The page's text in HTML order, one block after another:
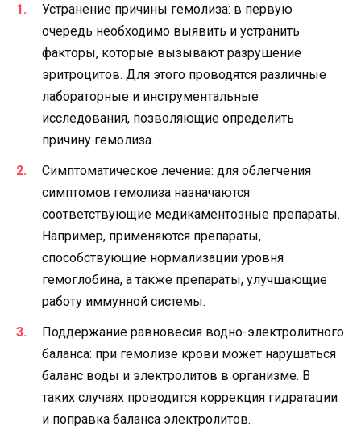
Устранение причины гемолиза: в первую
очередь необходимо выявить и устранить
факторы, которые вызывают разрушение
эритроцитов. Для этого проводятся различные
лабораторные и инструментальные
исследования, позволяющие определить
причину гемолиза.
Симптоматическое лечение: для облегчения
симптомов гемолиза назначаются
соответствующие медикаментозные препараты.
Например, применяются препараты,
способствующие нормализации уровня
гемоглобина, а также препараты, улучшающие
работу иммунной системы.
Поддержание равновесия водно-электролитного
баланса: при гемолизе крови может нарушаться
баланс воды и электролитов в организме. В
таких случаях проводится коррекция гидратации
и поправка баланса электролитов.